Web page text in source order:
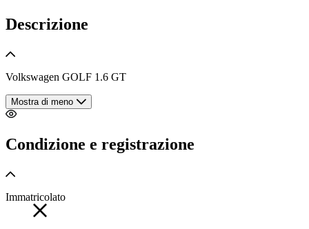
Descrizione
Volkswagen GOLF 1.6 GT
Mostra di meno
Condizione e registrazione
Immatricolato